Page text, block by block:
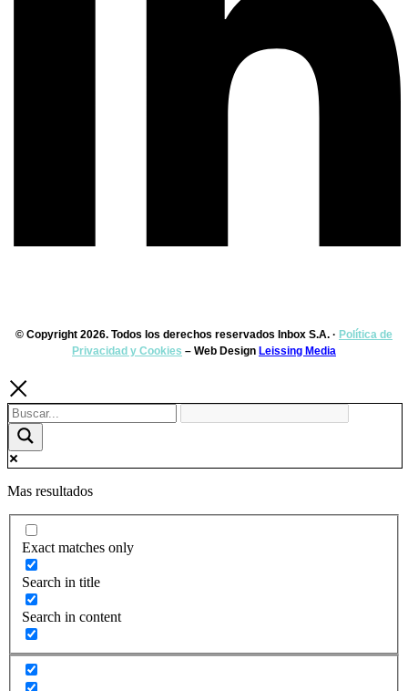
© Copyright 2026. Todos los derechos reservados Inbox S.A. · Política de
Privacidad y Cookies – Web Design Leissing Media
Mas resultados
Exact matches only
Search in title
Search in content